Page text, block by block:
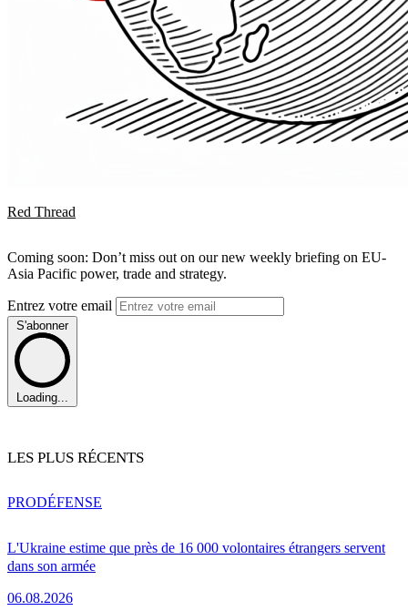
Red Thread
Coming soon: Don’t miss out on our new weekly briefing on EU-
Asia Pacific power, trade and strategy.
Entrez votre email
S'abonner
Loading...
LES PLUS RÉCENTS
L'Ukraine estime que près de 16 000 volontaires étrangers servent
dans son armée
06.08.2026
PRODÉFENSE